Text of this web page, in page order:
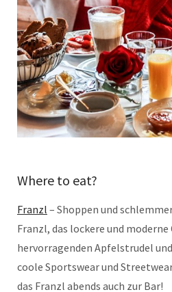
Where to eat?
Franzl – Shoppen und
Franzl, das lockere und
hervorragenden Apfelstrudel
coole Sportswear und
das Franzl abends auch zur Bar!